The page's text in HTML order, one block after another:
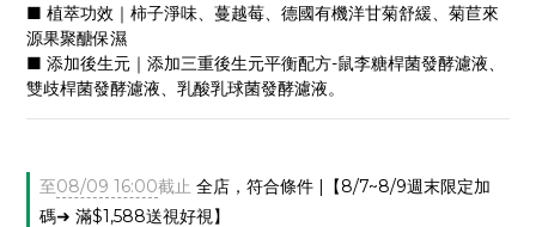
■ 植萃功效｜柿子淨味、蔓越莓、德國有機洋甘菊舒緩、菊苣來
源果聚醣保濕
■ 添加後生元｜添加三重後生元平衡配方-鼠李糖桿菌發酵濾液、
雙歧桿菌發酵濾液、乳酸乳球菌發酵濾液。
至08/09 16:00截止 全店，符合條件 |【8/7~8/9週末限定加
碼➜ 滿$1,588送視好視】